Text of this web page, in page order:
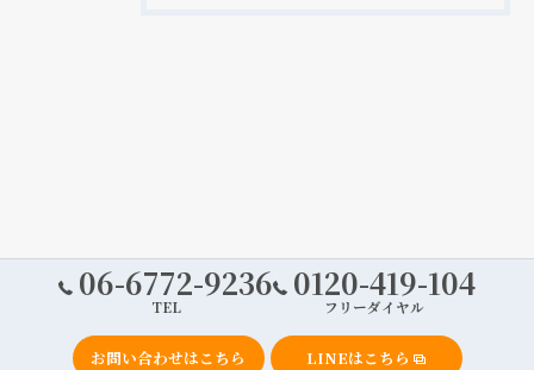
06-6772-9236
TEL
0120-419-104
フリーダイヤル
お問い合わせはこちら LINEはこちら